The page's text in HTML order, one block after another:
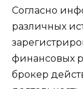
Согласно
различных
финансовых
брокер